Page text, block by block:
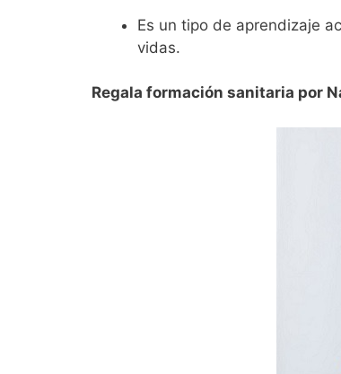
Es un tipo de aprendizaje
vidas.
Regala formación sanitaria por